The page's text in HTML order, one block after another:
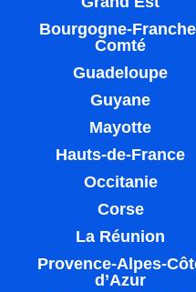
Bourgogne-
Comté
Guadeloupe
Guyane
Mayotte
Hauts-de-France
Occitanie
Corse
La Réunion
Provence-Alpes-
d’Azur